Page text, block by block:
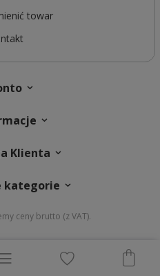
towar
Klienta
kategorie
ceny brutto (z VAT).